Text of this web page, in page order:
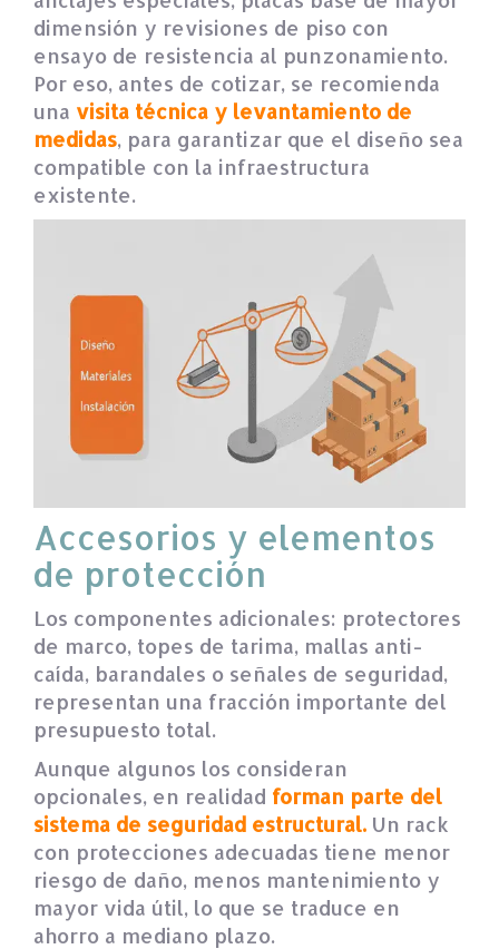
dimensión y revisiones de piso con
ensayo de resistencia al punzonamiento.
Por eso, antes de cotizar, se recomienda
una visita técnica y levantamiento de
medidas, para garantizar que el diseño sea
compatible con la infraestructura
existente.
Accesorios y elementos
de protección
Los componentes adicionales: protectores
de marco, topes de tarima, mallas anti-
caída, barandales o señales de seguridad,
representan una fracción importante del
presupuesto total.
Aunque algunos los consideran
opcionales, en realidad forman parte del
sistema de seguridad estructural. Un rack
con protecciones adecuadas tiene menor
riesgo de daño, menos mantenimiento y
mayor vida útil, lo que se traduce en
ahorro a mediano plazo.